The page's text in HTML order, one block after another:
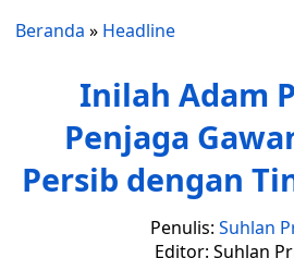
Beranda » Headline
Inilah Adam
Penjaga
Persib dengan
Penulis: Suhlan
Editor: Suhlan